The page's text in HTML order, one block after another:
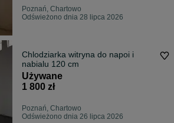
Poznań, Chartowo
Odświeżono dnia 28 lipca 2026
Chlodziarka witryna do napoi i
nabialu 120 cm
Używane
1 800 zł
Poznań, Chartowo
Odświeżono dnia 26 lipca 2026